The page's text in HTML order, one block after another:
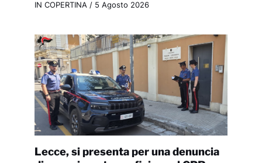
IN COPERTINA/ 5 Agosto 2026
Lecce, si presenta per una denuncia